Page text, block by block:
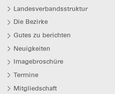
Landesverbandsstruktur
Die Bezirke
Gutes zu berichten
Neuigkeiten
Imagebroschüre
Termine
Mitgliedschaft